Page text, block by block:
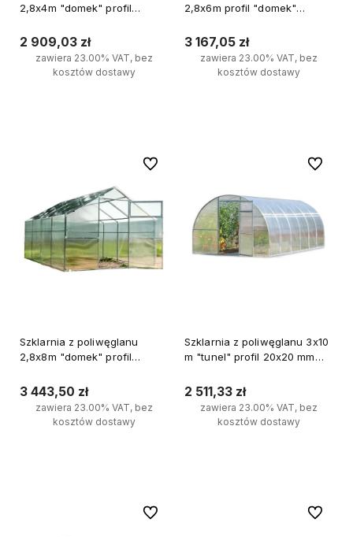
2,8x4m "domek" profil
2 909,03 zł
zawiera 23.00% VAT, bez
kosztów dostawy
2,8x6m profil "domek"
3 167,05 zł
zawiera 23.00% VAT, bez
kosztów dostawy
Szklarnia z poliwęglanu
2,8x8m "domek" profil
3 443,50 zł
zawiera 23.00% VAT, bez
kosztów dostawy
Do ulubionych
Szklarnia z poliwęglanu 3x10
m "tunel" profil 20x20 mm
2 511,33 zł
zawiera 23.00% VAT, bez
kosztów dostawy
Do
Do ulubionych Do